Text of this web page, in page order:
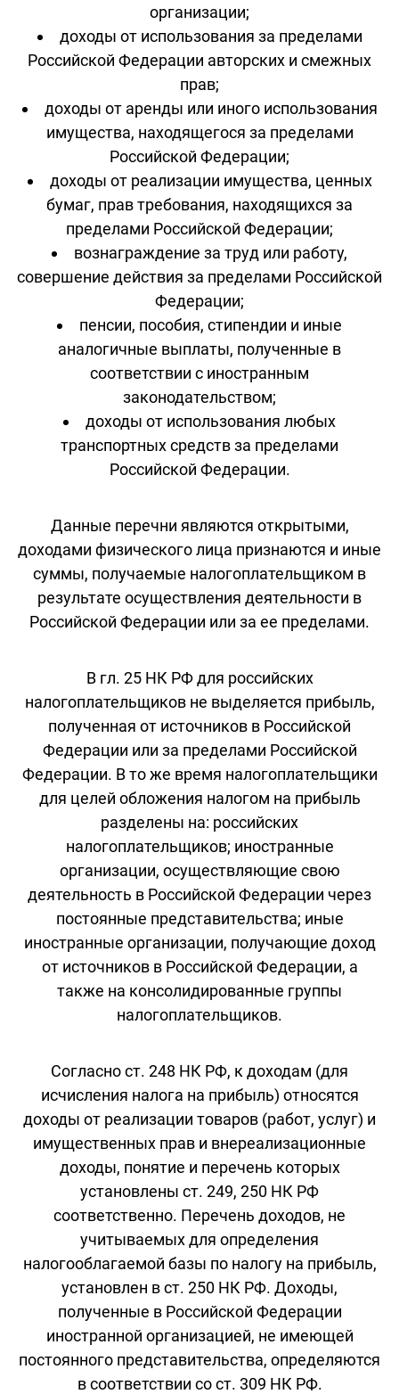
организации;
доходы от использования за пределами
Российской Федерации авторских и смежных
прав;
доходы от аренды или иного использования
имущества, находящегося за пределами
Российской Федерации;
доходы от реализации имущества, ценных
бумаг, прав требования, находящихся за
пределами Российской Федерации;
вознаграждение за труд или работу,
совершение действия за пределами Российской
Федерации;
пенсии, пособия, стипендии и иные
аналогичные выплаты, полученные в
соответствии с иностранным
законодательством;
доходы от использования любых
транспортных средств за пределами
Российской Федерации.
Данные перечни являются открытыми,
доходами физического лица признаются и иные
суммы, получаемые налогоплательщиком в
результате осуществления деятельности в
Российской Федерации или за ее пределами.
В гл. 25 НК РФ для российских
налогоплательщиков не выделяется прибыль,
полученная от источников в Российской
Федерации или за пределами Российской
Федерации. В то же время налогоплательщики
для целей обложения налогом на прибыль
разделены на: российских
налогоплательщиков; иностранные
организации, осуществляющие свою
деятельность в Российской Федерации через
постоянные представительства; иные
иностранные организации, получающие доход
от источников в Российской Федерации, а
также на консолидированные группы
налогоплательщиков.
Согласно ст. 248 НК РФ, к доходам (для
исчисления налога на прибыль) относятся
доходы от реализации товаров (работ, услуг) и
имущественных прав и внереализационные
доходы, понятие и перечень которых
установлены ст. 249, 250 НК РФ
соответственно. Перечень доходов, не
учитываемых для определения
налогооблагаемой базы по налогу на прибыль,
установлен в ст. 250 НК РФ. Доходы,
полученные в Российской Федерации
иностранной организацией, не имеющей
постоянного представительства, определяются
в соответствии со ст. 309 НК РФ.